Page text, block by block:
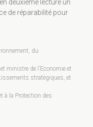
deuxième lecture un
de réparabilité pour
du
ministre de l’Economie et
stratégiques, et
à la Protection des